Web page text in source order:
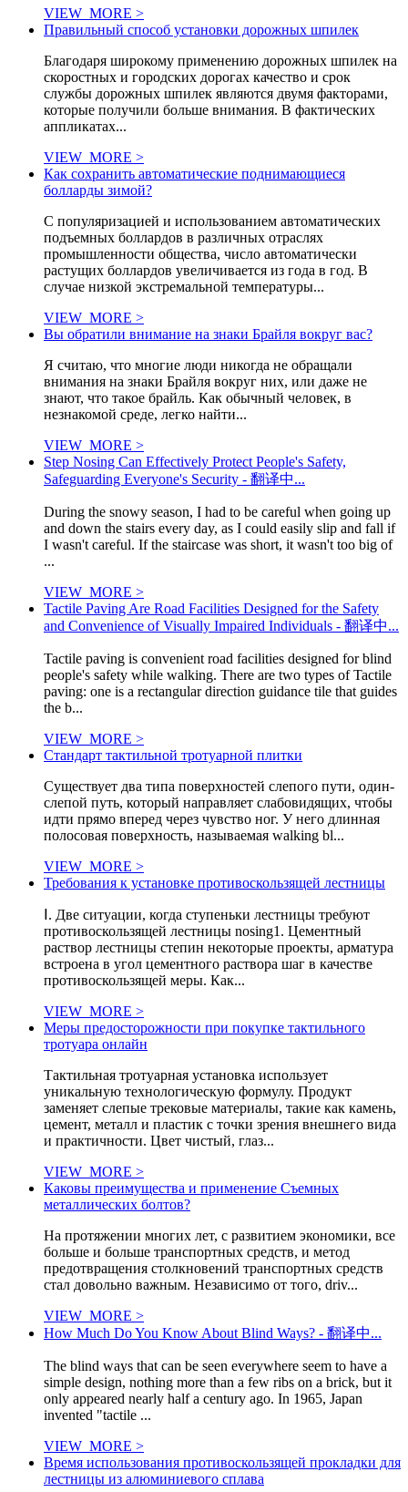
VIEW_MORE >
Правильный способ установки дорожных шпилек
Благодаря широкому применению дорожных шпилек на
скоростных и городских дорогах качество и срок
службы дорожных шпилек являются двумя факторами,
которые получили больше внимания. В фактических
аппликатах...
VIEW_MORE >
Как сохранить автоматические поднимающиеся
болларды зимой?
С популяризацией и использованием автоматических
подъемных боллардов в различных отраслях
промышленности общества, число автоматически
растущих боллардов увеличивается из года в год. В
случае низкой экстремальной температуры...
VIEW_MORE >
Вы обратили внимание на знаки Брайля вокруг вас?
Я считаю, что многие люди никогда не обращали
внимания на знаки Брайля вокруг них, или даже не
знают, что такое брайль. Как обычный человек, в
незнакомой среде, легко найти...
VIEW_MORE >
Step Nosing Can Effectively Protect People's Safety,
Safeguarding Everyone's Security - 翻译中...
During the snowy season, I had to be careful when going up
and down the stairs every day, as I could easily slip and fall if
I wasn't careful. If the staircase was short, it wasn't too big of
...
VIEW_MORE >
Tactile Paving Are Road Facilities Designed for the Safety
and Convenience of Visually Impaired Individuals - 翻译中...
Tactile paving is convenient road facilities designed for blind
people's safety while walking. There are two types of Tactile
paving: one is a rectangular direction guidance tile that guides
the b...
VIEW_MORE >
Стандарт тактильной тротуарной плитки
Существует два типа поверхностей слепого пути, один-
слепой путь, который направляет слабовидящих, чтобы
идти прямо вперед через чувство ног. У него длинная
полосовая поверхность, называемая walking bl...
VIEW_MORE >
Требования к установке противоскользящей лестницы
Ⅰ. Две ситуации, когда ступеньки лестницы требуют
противоскользящей лестницы nosing1. Цементный
раствор лестницы степин некоторые проекты, арматура
встроена в угол цементного раствора шаг в качестве
противоскользящей меры. Как...
VIEW_MORE >
Меры предосторожности при покупке тактильного
тротуара онлайн
Тактильная тротуарная установка использует
уникальную технологическую формулу. Продукт
заменяет слепые трековые материалы, такие как камень,
цемент, металл и пластик с точки зрения внешнего вида
и практичности. Цвет чистый, глаз...
VIEW_MORE >
Каковы преимущества и применение Съемных
металлических болтов?
На протяжении многих лет, с развитием экономики, все
больше и больше транспортных средств, и метод
предотвращения столкновений транспортных средств
стал довольно важным. Независимо от того, driv...
VIEW_MORE >
How Much Do You Know About Blind Ways? - 翻译中...
The blind ways that can be seen everywhere seem to have a
simple design, nothing more than a few ribs on a brick, but it
only appeared nearly half a century ago. In 1965, Japan
invented "tactile ...
VIEW_MORE >
Время использования противоскользящей прокладки для
лестницы из алюминиевого сплава